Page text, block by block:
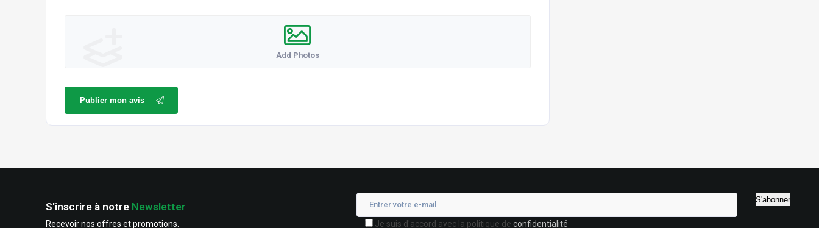
Add Photos
Publier mon avis
S'inscrire à notre Newsletter
Recevoir nos offres et promotions. Je suis d'accord avec la politique de confidentialité